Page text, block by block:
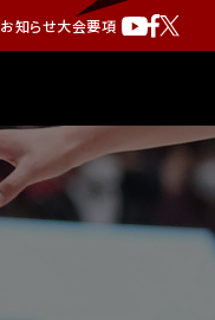
お知らせ大会要項